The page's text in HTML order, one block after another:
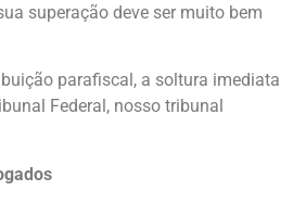
superação deve ser muito bem
parafiscal, a soltura imediata
Federal, nosso tribunal